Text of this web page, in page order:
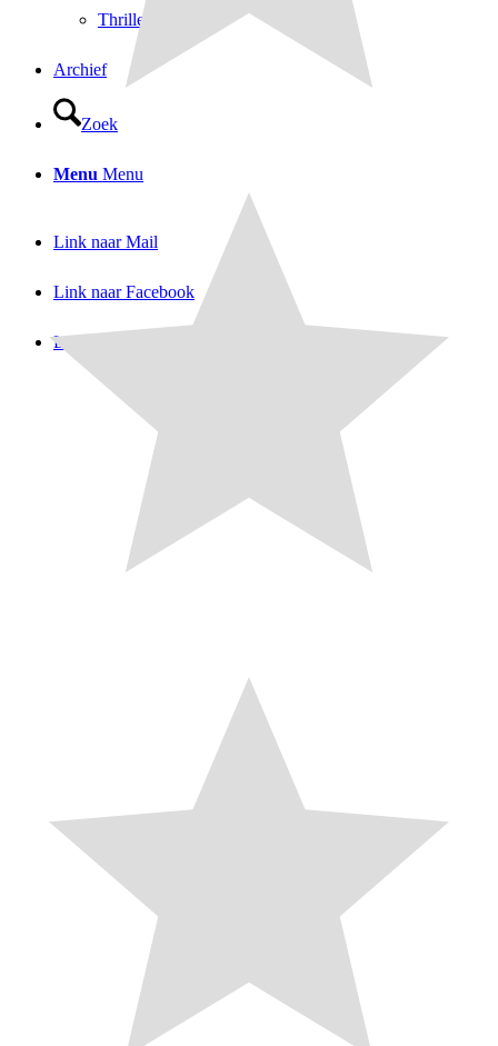
Thriller
Archief
Zoek
Menu Menu
Link naar Mail
Link naar Facebook
Link naar X